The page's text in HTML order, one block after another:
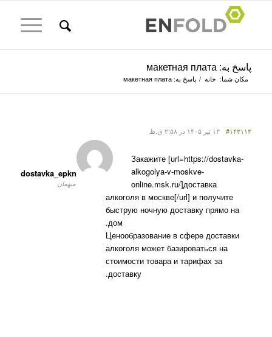
پاسخ به: макетная плата
مکان شما: خانه / پاسخ به: макетная плата
۱۳ تیر ۱۴۰۵ در ۲:۵۸ ق.ظ #۱۴۳۱۱۳
dostavka_epkn
میهمان
Закажите [url=https://dostavka-
alkogolya-v-moskve-
online.msk.ru/]доставка
алкоголя в москве[/url] и получите
быструю ночную доставку прямо на
дом.
Ценообразование в сфере доставки
алкоголя может базироваться на
стоимости товара и тарифах за
доставку.